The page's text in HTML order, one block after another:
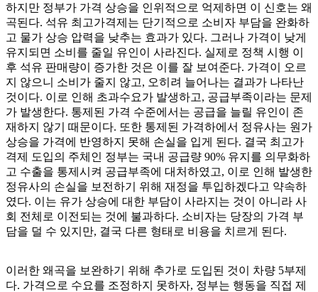
하지만 정부가 가격 상승을 인위적으로 억제하면 이 신호는 왜
곡된다. 석유 최고가격제는 단기적으로 소비자 부담을 완화하
고 물가 상승 압력을 낮추는 효과가 있다. 그러나 가격이 낮게
유지되면 소비를 줄일 유인이 사라진다. 실제로 정책 시행 이
후 석유 판매량이 증가한 것은 이를 잘 보여준다. 가격이 오르
지 않으니 소비가 줄지 않고, 오히려 늘어나는 결과가 나타난
것이다. 이로 인해 초과수요가 발생하고, 공급부족이라는 문제
가 발생한다. 통제된 가격 수준에서는 공급을 늘릴 유인이 존
재하지 않기 때문이다. 또한 통제된 가격하에서 정유사는 원가
상승을 가격에 반영하지 못해 손실을 입게 된다. 결국 최고가
격제 도입의 주체인 정부는 국내 공급량 90% 유지를 의무화하
고 수출을 통제시켜 공급부족에 대처하였고, 이로 인해 발생한
정유사의 손실을 보전하기 위해 재정을 투입하겠다고 약속하
였다. 이는 유가 상승에 대한 부담이 사라지는 것이 아니라 사
회 전체로 이전되는 것에 불과하다. 소비자는 당장의 가격 부
담을 덜 수 있지만, 결국 다른 형태로 비용을 치르게 된다.
이러한 왜곡을 보완하기 위해 추가로 도입된 것이 차량 5부제
다. 가격으로 수요를 조정하지 못하자, 정부는 행동을 직접 제